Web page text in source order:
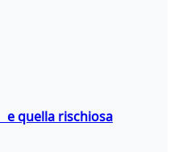
quella rischiosa